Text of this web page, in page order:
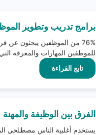
برامج تدريب وتطوير
76% من الموظفين يبحثون عن
للموظفين المهارات والمعرفة
تابع القراءة
الفرق بين الوظيفة والمهنة
يستخدم أغلبية الناس مصطلحي